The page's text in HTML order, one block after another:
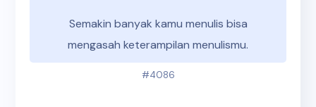
Semakin banyak kamu menulis bisa
mengasah keterampilan menulismu.
#4086